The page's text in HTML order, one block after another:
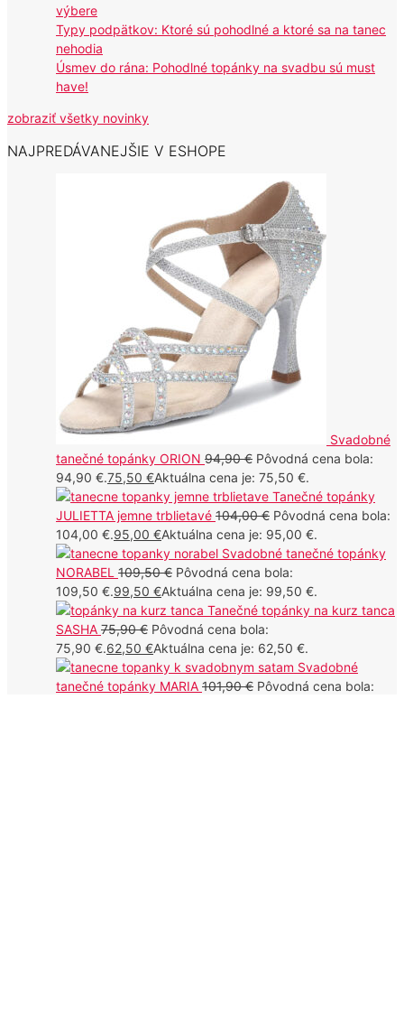
výbere
Typy podpätkov: Ktoré sú pohodlné a ktoré sa na tanec
nehodia
Úsmev do rána: Pohodlné topánky na svadbu sú must
have!
zobraziť všetky novinky
NAJPREDÁVANEJŠIE V ESHOPE
Svadobné
tanečné topánky ORION 94,90€ Pôvodná cena bola:
94,90 €.75,50 €Aktuálna cena je: 75,50 €.
Tanečné topánky
JULIETTA jemne trblietavé 104,00€ Pôvodná cena bola:
104,00 €.95,00 €Aktuálna cena je: 95,00 €.
Svadobné tanečné topánky
NORABEL 109,50€ Pôvodná cena bola:
109,50 €.99,50 €Aktuálna cena je: 99,50 €.
Tanečné topánky na kurz tanca
SASHA 75,90€ Pôvodná cena bola:
75,90 €.62,50 €Aktuálna cena je: 62,50 €.
Svadobné
tanečné topánky MARIA 101,90€ Pôvodná cena bola: